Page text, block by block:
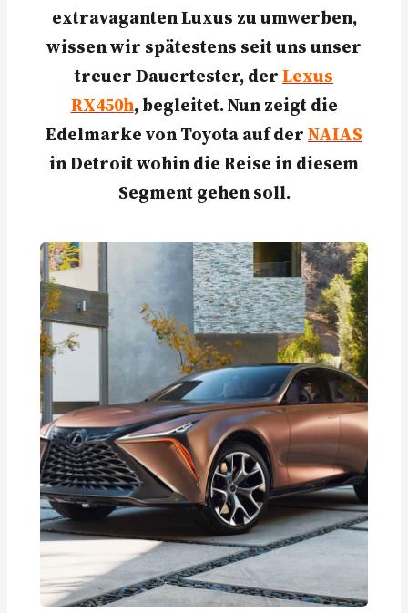
extravaganten Luxus zu umwerben,
wissen wir spätestens seit uns unser
treuer Dauertester, derLexus
RX450h, begleitet. Nun zeigt die
Edelmarke von Toyota auf derNAIAS
in Detroit wohin die Reise in diesem
Segment gehen soll.